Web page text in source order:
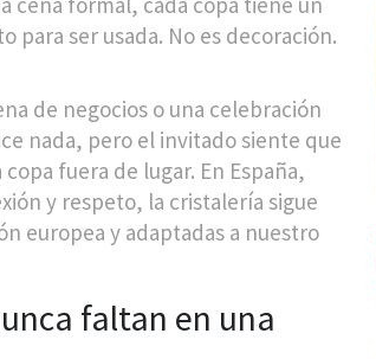
para ser usada. No es decoración.
de negocios o una celebración
nada, pero el invitado siente que
fuera de lugar. En España,
y respeto, la cristalería sigue
europea y adaptadas a nuestro
faltan en una